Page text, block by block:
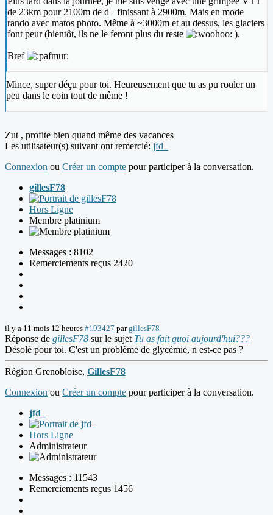
de 23km pour 2100m de d+ finissant à 2900m. Mais en mode
rando avec matos photo. Même à ~3000m et au dessus, les glaciers
font peur (bientôt, ils ne le feront plus du reste
).
Bref
Mince, super déçu pour toi. Heureusement que tu as pu rouler un
peu dans le coin tout de même !
Zut , profite bien quand même des vacances
Les utilisateur(s) suivant ont remercié: jfd_
Connexion ou Créer un compte pour participer à la conversation.
gillesF78
Hors Ligne
Membre platinium
Messages : 8102
Remerciements reçus 2420
il y a 11 mois 12 heures #193427 pargillesF78
Réponse de gillesF78 sur le sujet Tu as fait quoi aujourd'hui???
Désolé pour toi. C'est un problème de glycémie, n est-ce pas ?
Région Grenobloise, GillesF78
Connexion ou Créer un compte pour participer à la conversation.
jfd_
Hors Ligne
Administrateur
Messages : 11543
Remerciements reçus 1456